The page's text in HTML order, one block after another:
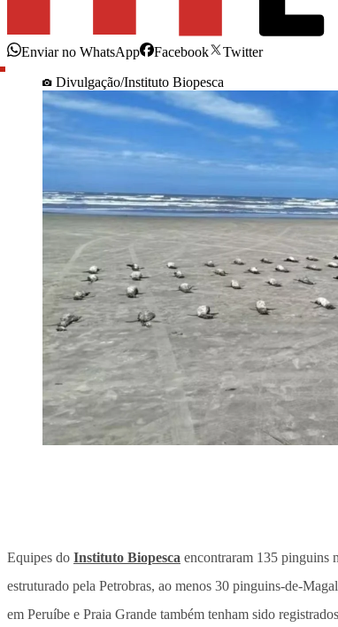
Enviar no WhatsApp Facebook
Twitter
Divulgação/Instituto Biopesca
Equipes do Instituto Biopesca encontraram 135 pinguins
estruturado pela Petrobras, ao menos 30 pinguins-de-
em Peruíbe e Praia Grande também tenham sido